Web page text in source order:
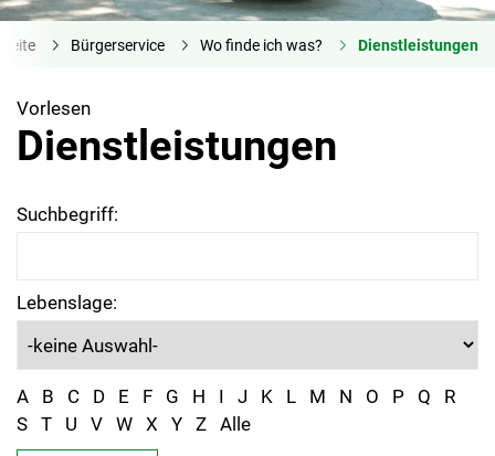
Bürgerservice Wo finde ich was? Dienstleistungen
Vorlesen
Dienstleistungen
Suchbegriff:
Lebenslage:
A B C D E F G H I J K L M N O P Q
R
S T U V W X Y Z Alle